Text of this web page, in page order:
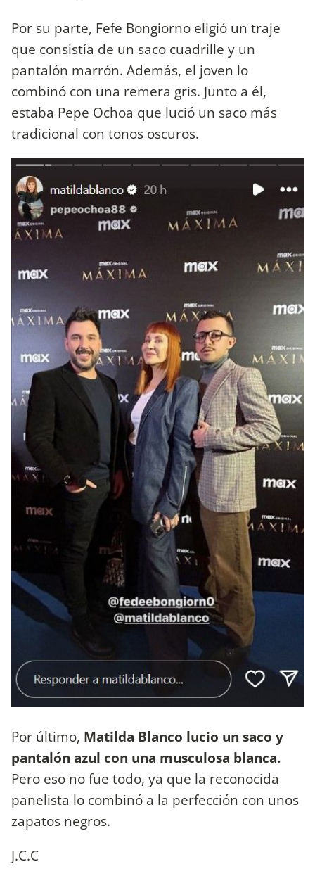
Por su parte, Fefe Bongiorno eligió un traje
que consistía de un saco cuadrille y un
pantalón marrón. Además, el joven lo
combinó con una remera gris. Junto a él,
estaba Pepe Ochoa que lució un saco más
tradicional con tonos oscuros.
Por último, Matilda Blanco lucio un saco y
pantalón azul con una musculosa blanca.
Pero eso no fue todo, ya que la reconocida
panelista lo combinó a la perfección con unos
zapatos negros.
J.C.C